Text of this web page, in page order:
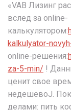
«VAB Лизинг
вслед за online-
калькулятором:
kalkulyator-
online-решения:
za-5-min/ !
ценит свое
недешевоJ.
делами: пить